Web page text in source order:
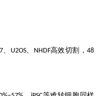
、 U2OS、 NHDF高效切割，48